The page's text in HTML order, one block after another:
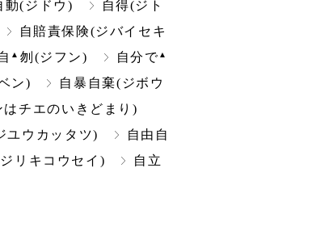
動(ジドウ)
自得(ジト
自賠責保険(ジバイセキ
▲ 刎(ジフン) 自分で▲
ン)
自暴自棄(ジボウ
チエのいきどまり)
ユウカッタツ)
自由自
リキコウセイ)
自立